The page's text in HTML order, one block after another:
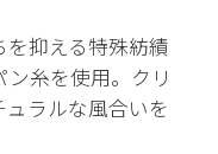
抑える特殊紡績
糸を使用。クリ
ラルな風合いを